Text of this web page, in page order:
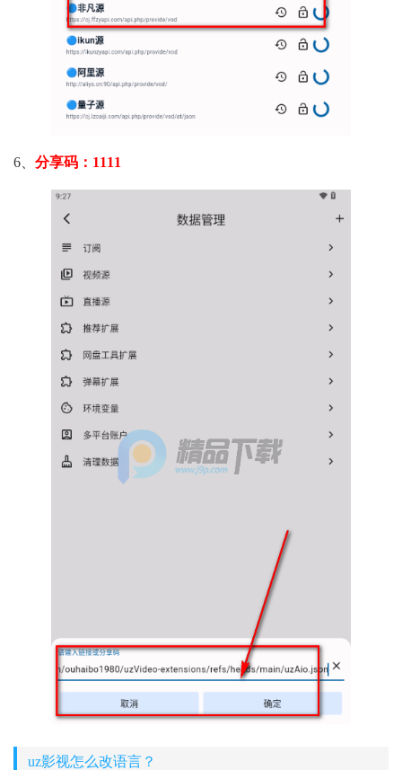
6、 分享码：1111
uz影视怎么改语言？